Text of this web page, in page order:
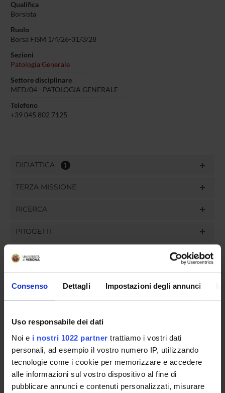
Consenso Dettagli Impostazioni degli annunci
Uso responsabile dei dati
Noi e i nostri 1022 partner trattiamo i vostri dati
personali, ad esempio il vostro numero IP, utilizzando
tecnologie come i cookie per memorizzare e accedere
alle informazioni sul vostro dispositivo al fine di
pubblicare annunci e contenuti personalizzati, misurare
Qualifica
Borsista
Ruolo
Borsa FISM 1/4/26-31/3/28
Sezioni
Patologia Generale
Settore disciplinare
MED/04 - PATOLOGIA GENERALE
Telefono
+39 045 802 7125
DIDATTICA 1
TERZA MISSIONE
RICERCA
PROGETTI
PUBBLICAZIONI
INCARICHI
GOVERNANCE
COMMISSIONI